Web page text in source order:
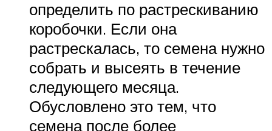
определить по растрескиванию
коробочки. Если она
растрескалась, то семена нужно
собрать и высеять в течение
следующего месяца.
Обусловлено это тем, что
семена после более